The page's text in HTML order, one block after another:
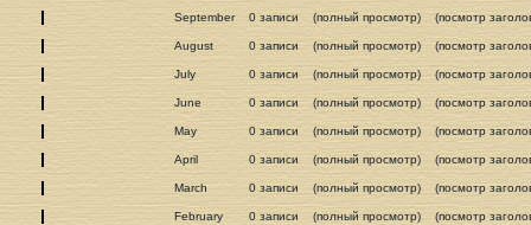
September 0 записи (полный просмотр) (посмотр
August 0 записи (полный просмотр) (посмотр
July 0 записи (полный просмотр) (посмотр
June 0 записи (полный просмотр) (посмотр
May 0 записи (полный просмотр) (посмотр
April 0 записи (полный просмотр) (посмотр
March 0 записи (полный просмотр) (посмотр
February 0 записи (полный просмотр) (посмотр